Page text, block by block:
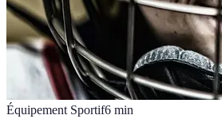
Équipement Sportif6 min